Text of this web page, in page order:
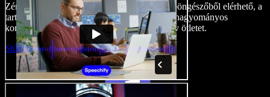
Zéró tanulási görbével, és mindennel, ami a böngészőből elérhető, a
tartalomgyártók maguk mögött hagyhatják a hagyományos
korlátokat, és életre kelthetnek minden kreatív ötletet.
Stúdió indítása